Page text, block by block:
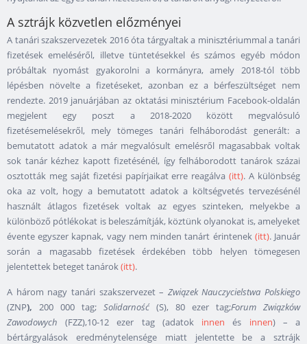
A sztrájk közvetlen előzményei
A tanári szakszervezetek 2016 óta tárgyaltak a minisztériummal a tanári
fizetések emeléséről, illetve tüntetésekkel és számos egyéb módon
próbáltak nyomást gyakorolni a kormányra, amely 2018-tól több
lépésben növelte a fizetéseket, azonban ez a bérfeszültséget nem
rendezte. 2019 januárjában az oktatási minisztérium Facebook-oldalán
megjelent egy poszt a 2018-2020 között megvalósuló
fizetésemelésekről, mely tömeges tanári felháborodást generált: a
bemutatott adatok a már megvalósult emelésről magasabbak voltak
sok tanár kézhez kapott fizetésénél, így felháborodott tanárok százai
osztották meg saját fizetési papírjaikat erre reagálva(itt). A különbség
oka az volt, hogy a bemutatott adatok a költségvetés tervezésénél
használt átlagos fizetések voltak az egyes szinteken, melyekbe a
különböző pótlékokat is beleszámítják, köztünk olyanokat is, amelyeket
évente egyszer kapnak, vagy nem minden tanárt érintenek (itt). Január
során a magasabb fizetések érdekében több helyen tömegesen
jelentettek beteget tanárok(itt).
A három nagy tanári szakszervezet – Związek Nauczycielstwa Polskiego
(ZNP), 200 000 tag; Solidarność(S), 80 ezer tag;Forum Związków
Zawodowych (FZZ),10-12 ezer tag (adatok innen és innen) – a
bértárgyalások eredménytelensége miatt jelentette be a sztrájk